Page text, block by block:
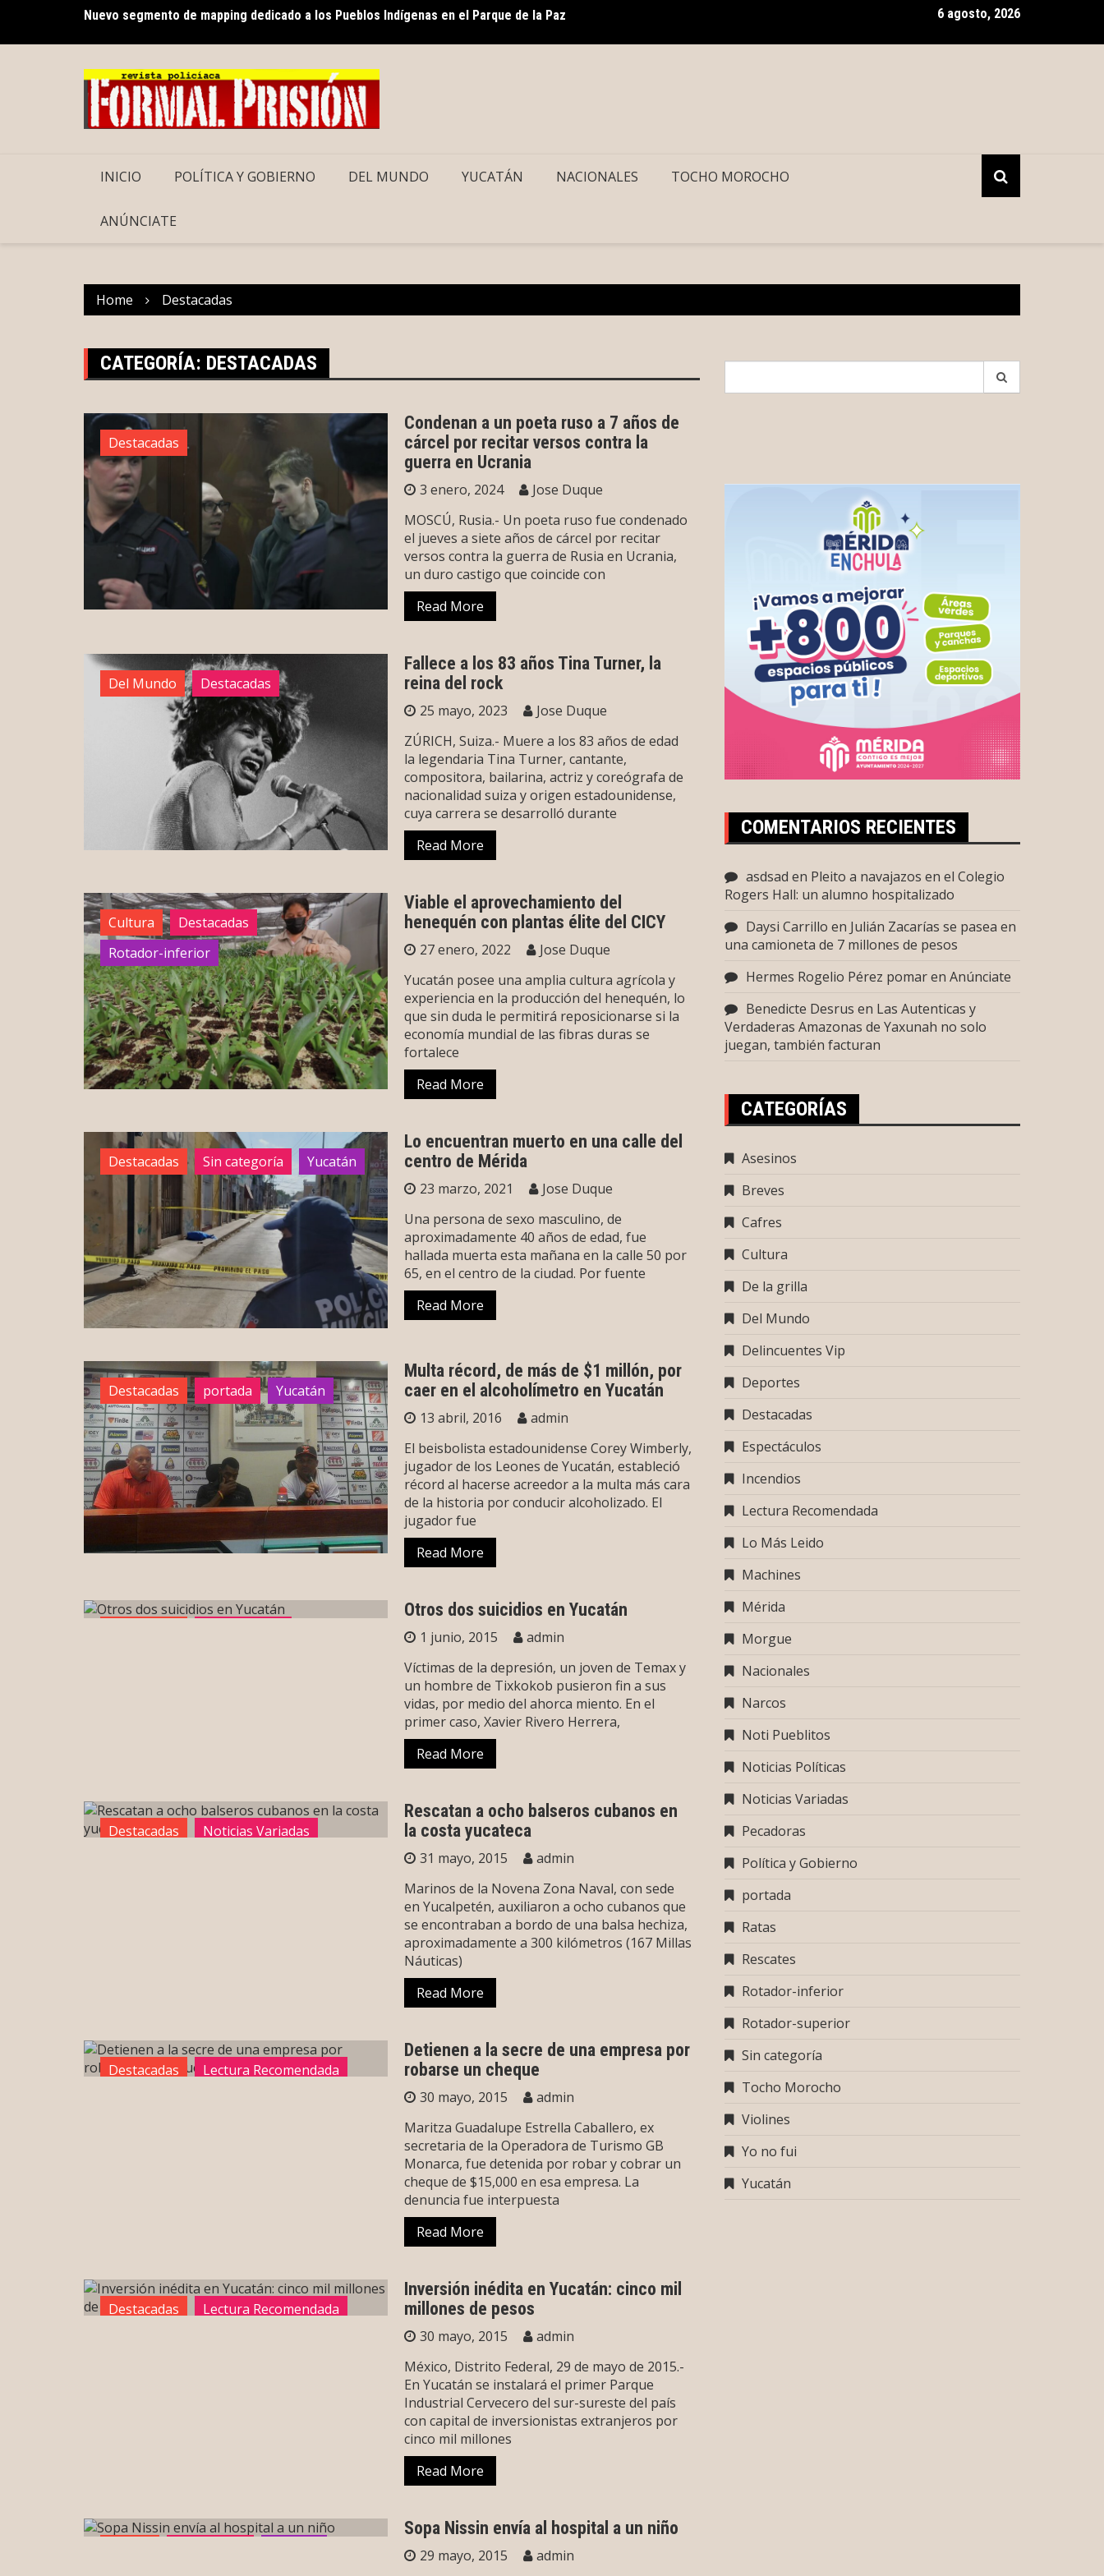
content
Cecilia Patrón impulsa la organización vecinal en Mérida y suma a comités para la prevención social del
Con respaldo de la presidencia de la República, Renacimiento Maya
6 agosto, 2026
INICIO POLÍTICA Y GOBIERNO DEL MUNDO YUCATÁN NACIONALES TOCHO MOROCHO
ANÚNCIATE
Home Destacadas
CATEGORÍA: DESTACADAS
Destacadas
Condenan a un poeta ruso a 7 años de
cárcel por recitar versos contra la
guerra en Ucrania
3 enero, 2024
Jose Duque
MOSCÚ, Rusia.- Un poeta ruso fue condenado
el jueves a siete años de cárcel por recitar
versos contra la guerra de Rusia en Ucrania,
un duro castigo que coincide con
Read More
Del Mundo Destacadas
Fallece a los 83 años Tina Turner, la
reina del rock
25 mayo, 2023
Jose Duque
ZÚRICH, Suiza.- Muere a los 83 años de edad
la legendaria Tina Turner, cantante,
compositora, bailarina, actriz y coreógrafa de
nacionalidad suiza y origen estadounidense,
cuya carrera se desarrolló durante
Read More
Cultura
Destacadas
Rotador-inferior
Viable el aprovechamiento del
henequén con plantas élite del CICY
27 enero, 2022
Jose Duque
Yucatán posee una amplia cultura agrícola y
experiencia en la producción del henequén, lo
que sin duda le permitirá reposicionarse si la
economía mundial de las fibras duras se
fortalece
Read More
Destacadas Sin categoría Yucatán
Lo encuentran muerto en una calle del
centro de Mérida
23 marzo, 2021
Jose Duque
Una persona de sexo masculino, de
aproximadamente 40 años de edad, fue
hallada muerta esta mañana en la calle 50 por
65, en el centro de la ciudad. Por fuente
Read More
Destacadas portada Yucatán
Multa récord, de más de $1 millón, por
caer en el alcoholímetro en Yucatán
13 abril, 2016
admin
El beisbolista estadounidense Corey Wimberly,
jugador de los Leones de Yucatán, estableció
récord al hacerse acreedor a la multa más cara
de la historia por conducir alcoholizado. El
jugador fue
Read More
Otros dos suicidios en Yucatán
1 junio, 2015
admin
Víctimas de la depresión, un joven de Temax y
un hombre de Tixkokob pusieron fin a sus
vidas, por medio del ahorca miento. En el
primer caso, Xavier Rivero Herrera,
Read More
Destacadas
Noticias Variadas
Rescatan a ocho balseros cubanos en
la costa yucateca
31 mayo, 2015
admin
Marinos de la Novena Zona Naval, con sede
en Yucalpetén, auxiliaron a ocho cubanos que
se encontraban a bordo de una balsa hechiza,
aproximadamente a 300 kilómetros (167 Millas
Náuticas)
Read More
Destacadas
Lectura Recomendada
Detienen a la secre de una empresa por
robarse un cheque
30 mayo, 2015
admin
Maritza Guadalupe Estrella Caballero, ex
secretaria de la Operadora de Turismo GB
Monarca, fue detenida por robar y cobrar un
cheque de $15,000 en esa empresa. La
denuncia fue interpuesta
Read More
Destacadas
Lectura Recomendada
Inversión inédita en Yucatán: cinco mil
millones de pesos
30 mayo, 2015
admin
México, Distrito Federal, 29 de mayo de 2015.-
En Yucatán se instalará el primer Parque
Industrial Cervecero del sur-sureste del país
con capital de inversionistas extranjeros por
cinco mil millones
Read More
Sopa Nissin envía al hospital a un niño
29 mayo, 2015 admin
COMENTARIOS RECIENTES
asdsad en Pleito a navajazos en el Colegio
Rogers Hall: un alumno hospitalizado
Daysi Carrillo en Julián Zacarías se pasea en
una camioneta de 7 millones de pesos
Hermes Rogelio Pérez pomaren Anúnciate
Benedicte Desrus en Las Autenticas y
Verdaderas Amazonas de Yaxunah no solo
juegan, también facturan
CATEGORÍAS
Asesinos
Breves
Cafres
Cultura
De la grilla
Del Mundo
Delincuentes Vip
Deportes
Destacadas
Espectáculos
Incendios
Lectura Recomendada
Lo Más Leido
Machines
Mérida
Morgue
Nacionales
Narcos
Noti Pueblitos
Noticias Políticas
Noticias Variadas
Pecadoras
Política y Gobierno
portada
Ratas
Rescates
Rotador-inferior
Rotador-superior
Sin categoría
Tocho Morocho
Violines
Yo no fui
Yucatán